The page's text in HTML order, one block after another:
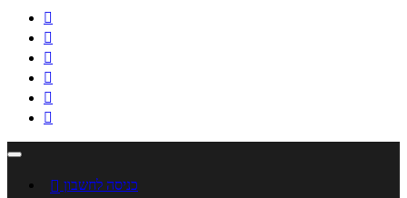






 כניסה לחשבון